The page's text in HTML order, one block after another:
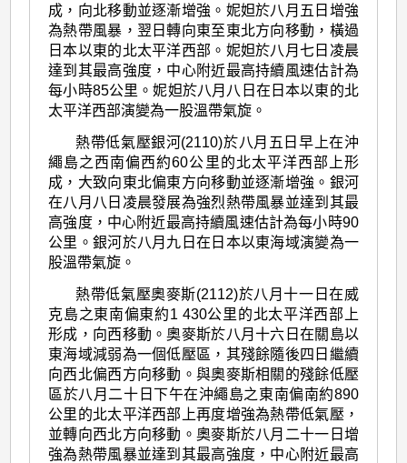
成，向北移動並逐漸增強。妮妲於八月五日增強
為熱帶風暴，翌日轉向東至東北方向移動，橫過
日本以東的北太平洋西部。妮妲於八月七日凌晨
達到其最高強度，中心附近最高持續風速估計為
每小時85公里。妮妲於八月八日在日本以東的北
太平洋西部演變為一股溫帶氣旋。
熱帶低氣壓銀河(2110)於八月五日早上在沖
繩島之西南偏西約60公里的北太平洋西部上形
成，大致向東北偏東方向移動並逐漸增強。銀河
在八月八日凌晨發展為強烈熱帶風暴並達到其最
高強度，中心附近最高持續風速估計為每小時90
公里。銀河於八月九日在日本以東海域演變為一
股溫帶氣旋。
熱帶低氣壓奧麥斯(2112)於八月十一日在威
克島之東南偏東約1 430公里的北太平洋西部上
形成，向西移動。奧麥斯於八月十六日在關島以
東海域減弱為一個低壓區，其殘餘隨後四日繼續
向西北偏西方向移動。與奧麥斯相關的殘餘低壓
區於八月二十日下午在沖繩島之東南偏南約890
公里的北太平洋西部上再度增強為熱帶低氣壓，
並轉向西北方向移動。奧麥斯於八月二十一日增
強為熱帶風暴並達到其最高強度，中心附近最高